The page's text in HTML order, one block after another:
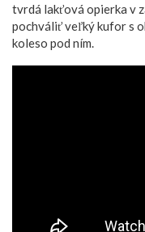
tvrdá lakťová opierka v
pochváliť veľký kufor s
koleso pod ním.